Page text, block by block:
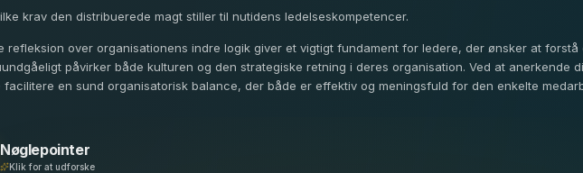
krav den distribuerede magt stiller til nutidens ledelseskompetencer.
refleksion over organisationens indre logik giver et vigtigt fundament for ledere, der ønsker at forstå
påvirker både kulturen og den strategiske retning i deres organisation. Ved at anerkende
facilitere en sund organisatorisk balance, der både er effektiv og meningsfuld for den enkelte
Nøglepointer
Klik for at udforske